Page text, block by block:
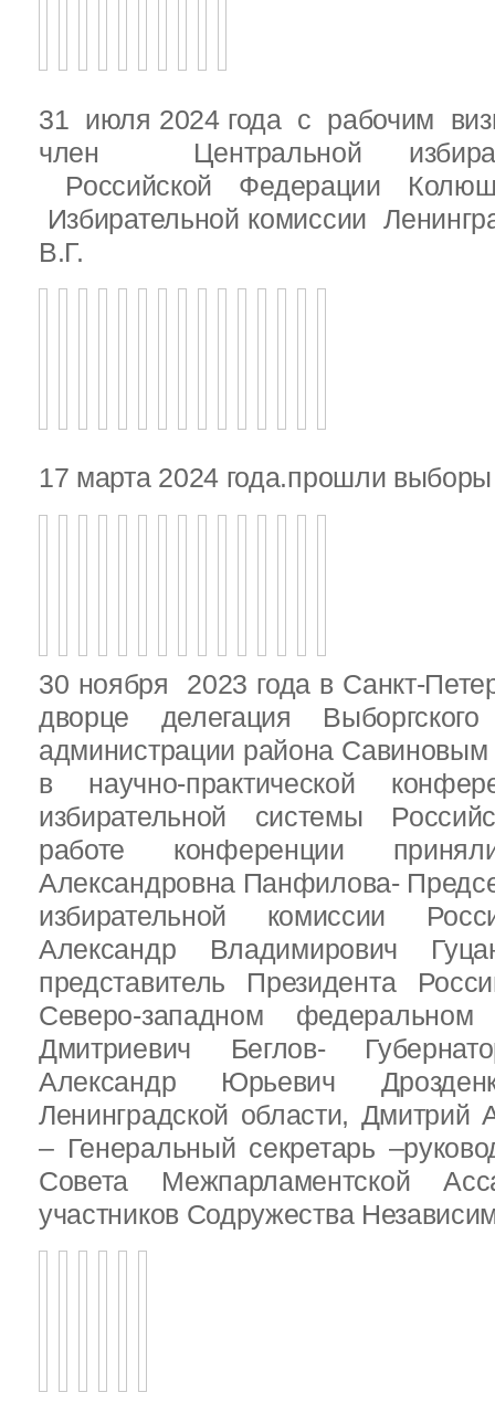
31 июля 2024 года с рабочим
член Центральной
Российской Федерации
Избирательной комиссии
В.Г.
17 марта 2024 года.прошли
30 ноября 2023 года в Санкт-
дворце делегация
администрации района Савиновым
в научно-практической
избирательной системы
работе конференции
Александровна Панфилова-
избирательной комиссии
Александр Владимирович
представитель Президента
Северо-западном федеральном
Дмитриевич Беглов-
Александр Юрьевич
Ленинградской области, Дмитрий
– Генеральный секретарь
Совета Межпарламентской
участников Содружества